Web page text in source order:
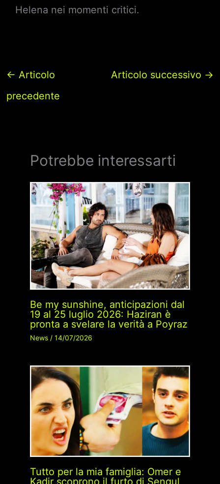
Helena nei momenti critici.
← Articolo
precedente
Articolo successivo →
Potrebbe interessarti
Be my sunshine, anticipazioni dal
19 al 25 luglio 2026: Haziran è
pronta a svelare la verità a Poyraz
News/ 14/07/2026
Tutto per la mia famiglia: Omer e
Kadir scoprono il furto di Sengul